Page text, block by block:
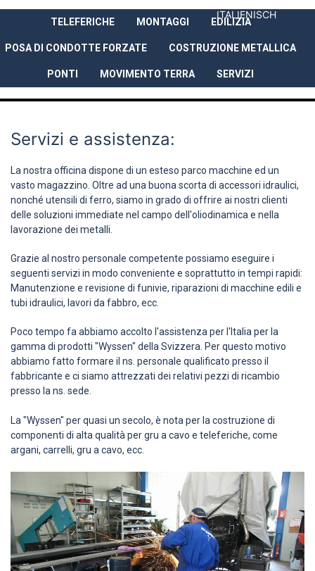
ITALIENISCH
AZIENDA
PRESTAZIONI
TELEFERICHE MONTAGGI EDILIZIA
POSA DI CONDOTTE FORZATE COSTRUZIONE METALLICA
PONTI MOVIMENTO TERRA SERVIZI
Servizi e assistenza:
La nostra officina dispone di un esteso parco macchine ed un
vasto magazzino. Oltre ad una buona scorta di accessori idraulici,
nonché utensili di ferro, siamo in grado di offrire ai nostri clienti
delle soluzioni immediate nel campo dell'oliodinamica e nella
lavorazione dei metalli.
Grazie al nostro personale competente possiamo eseguire i
seguenti servizi in modo conveniente e soprattutto in tempi rapidi:
Manutenzione e revisione di funivie, riparazioni di macchine edili e
tubi idraulici, lavori da fabbro, ecc.
Poco tempo fa abbiamo accolto l'assistenza per l'Italia per la
gamma di prodotti "Wyssen" della Svizzera. Per questo motivo
abbiamo fatto formare il ns. personale qualificato presso il
fabbricante e ci siamo attrezzati dei relativi pezzi di ricambio
presso la ns. sede.
La "Wyssen" per quasi un secolo, è nota per la costruzione di
componenti di alta qualità per gru a cavo e teleferiche, come
argani, carrelli, gru a cavo, ecc.